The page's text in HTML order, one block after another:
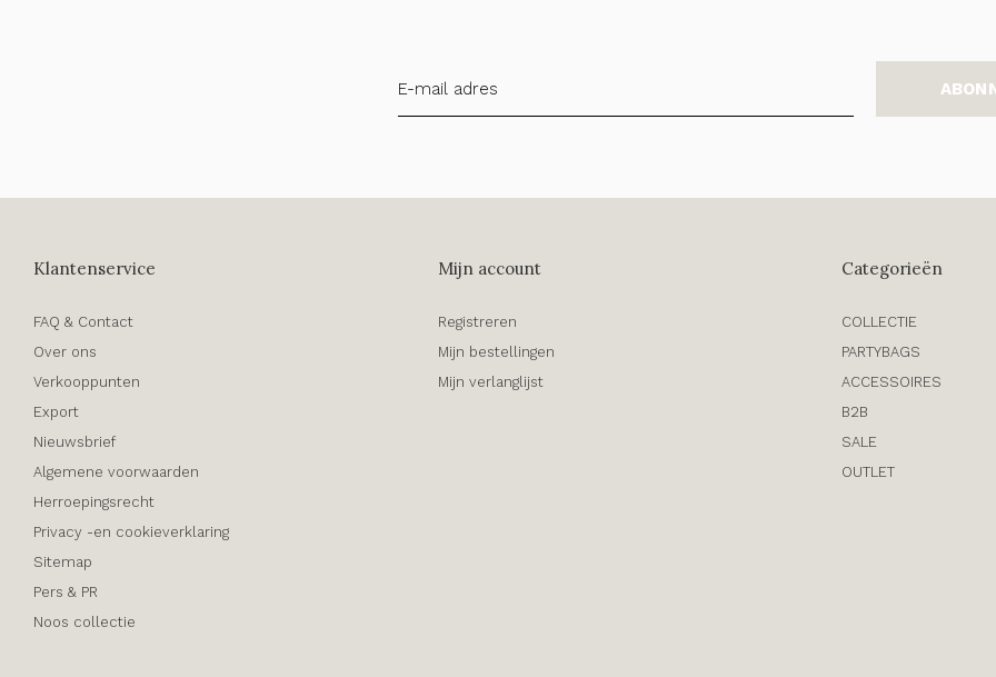
Klantenservice
FAQ & Contact
Over ons
Verkooppunten
Export
Nieuwsbrief
Algemene voorwaarden
Herroepingsrecht
Privacy -en cookieverklaring
Sitemap
Pers & PR
Noos collectie
Mijn account
Registreren
Mijn bestellingen
Mijn verlanglijst
Categorieën
COLLECTIE
PARTYBAGS
ACCESSOIRES
B2B
SALE
OUTLET